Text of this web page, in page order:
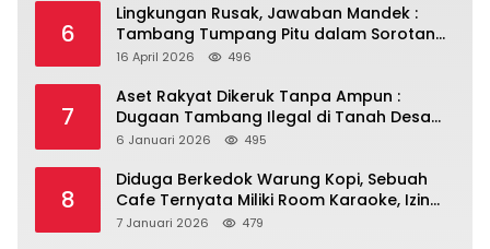
6
Lingkungan Rusak, Jawaban Mandek :
Tambang Tumpang Pitu dalam Sorotan
Tajam
16 April 2026 496
7
Aset Rakyat Dikeruk Tanpa Ampun :
Dugaan Tambang Ilegal di Tanah Desa
Dasri Menguat
6 Januari 2026 495
8
Diduga Berkedok Warung Kopi, Sebuah
Cafe Ternyata Miliki Room Karaoke, Izin
Dipertanyakan!!!.
7 Januari 2026 479